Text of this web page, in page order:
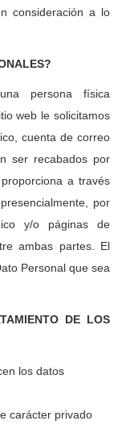
consideración a lo
persona física
web le solicitamos
cuenta de correo
ser recabados por
a través
por
y/o páginas de
ambas partes. El
Personal que sea
DE LOS
los datos
carácter privado